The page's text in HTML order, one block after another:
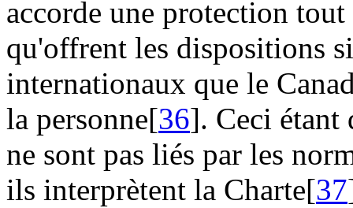
accorde une protection
qu'offrent les dispositions
internationaux que le
la personne[36]. Ceci étant
ne sont pas liés par les
ils interprètent la Charte[37